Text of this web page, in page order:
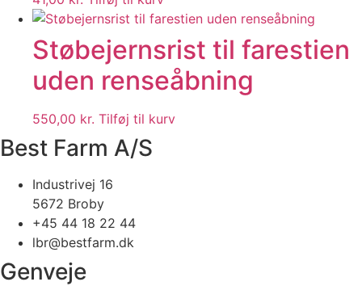
Støbejernsrist til farestien
uden renseåbning
550,00 kr. Tilføj til kurv
Best Farm A/S
Industrivej 16
5672 Broby
+45 44 18 22 44
lbr@bestfarm.dk
Genveje